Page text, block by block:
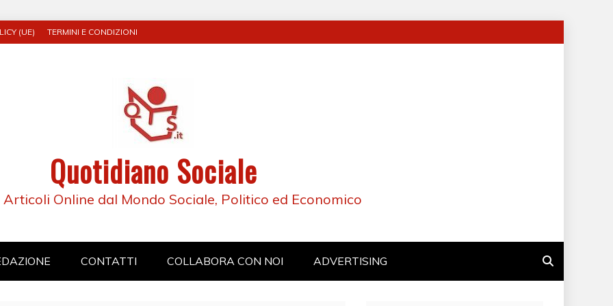
(UE) TERMINI E CONDIZIONI
Quotidiano Sociale
Articoli Online dal Mondo Sociale, Politico ed Economico
CONTATTI COLLABORA CON NOI ADVERTISING